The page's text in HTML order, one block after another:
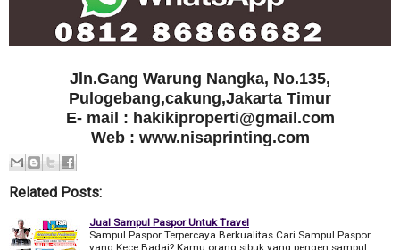
Jln.Gang Warung Nangka, No.135,
Pulogebang,cakung,Jakarta Timur
E- mail : hakikiproperti@gmail.com
Web : www.nisaprinting.com
Related Posts:
Jual Sampul Paspor Untuk Travel
Sampul Paspor Terpercaya Berkualitas Cari Sampul Paspor